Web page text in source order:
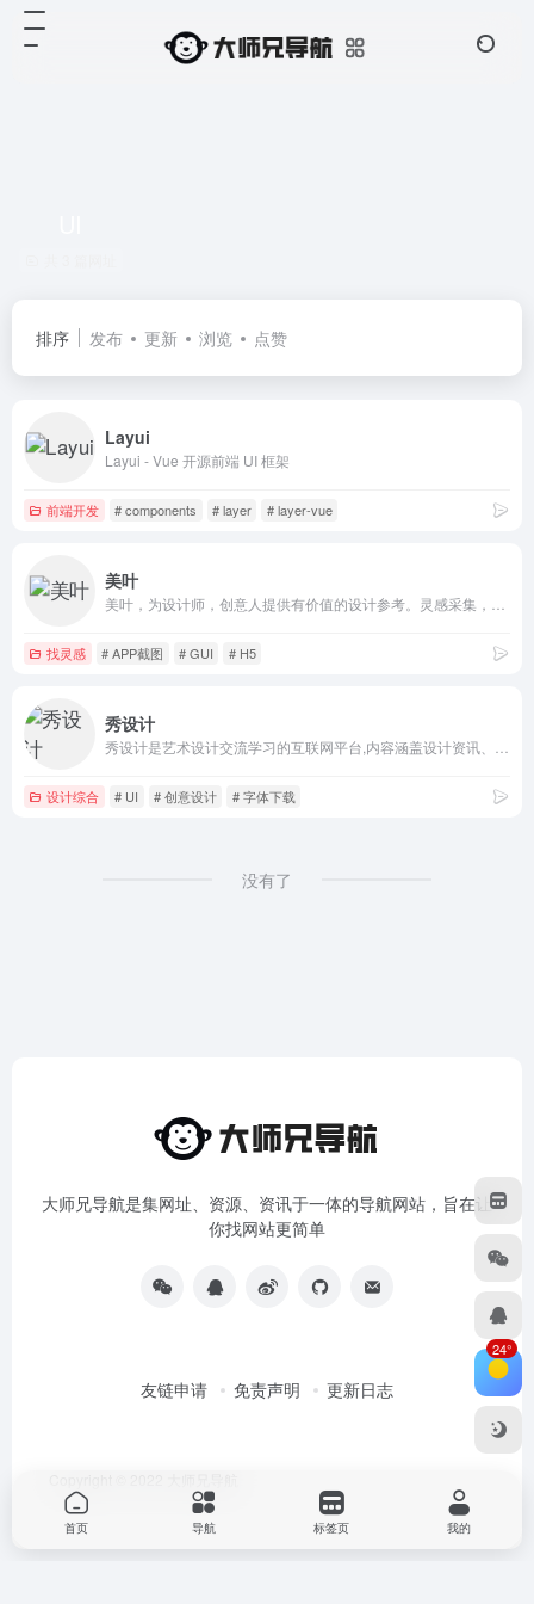
排序 发布 更新 浏览 点赞
Layui
Layui - Vue 开源前端 UI 框架
前端开发 # components # layer # layer-vue
美叶
找灵感 # APP截图 # GUI # H5
秀设计
设计综合 # UI # 创意设计 # 字体下载
没有了
大师兄导航是集网址、资源、资讯于一体的导航网站，旨在让
你找网站更简单
友链申请 免责声明 更新日志
24°
首页 导航 标签页 我的